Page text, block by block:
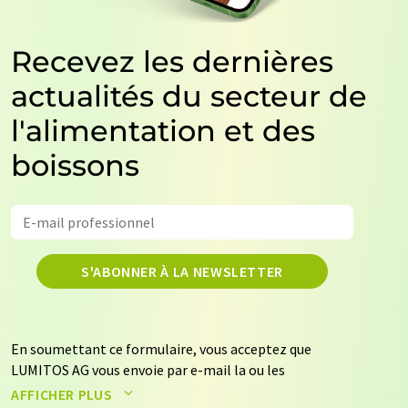
Recevez les dernières
actualités du secteur de
l'alimentation et des
boissons
S'ABONNER À LA NEWSLETTER
En soumettant ce formulaire, vous acceptez que
LUMITOS AG vous envoie par e-mail la ou les
newsletters sélectionnées ci-dessus. Vos données ne
AFFICHER PLUS